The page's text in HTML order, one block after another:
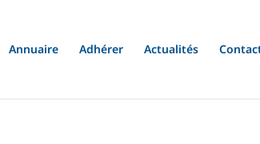
Annuaire Adhérer Actualités